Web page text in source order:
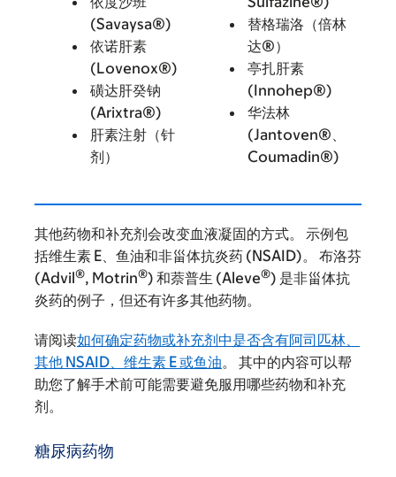
(Savaysa®)
依诺肝素
(Lovenox®)
磺达肝癸钠
(Arixtra®)
肝素注射（针
剂）
替格瑞洛（倍林
达®）
亭扎肝素
(Innohep®)
华法林
(Jantoven®、
Coumadin®)
其他药物和补充剂会改变血液凝固的方式。 示例包
括维生素 E、鱼油和非甾体抗炎药 (NSAID)。 布洛芬
(Advil®, Motrin®) 和萘普生 (Aleve®) 是非甾体抗
炎药的例子，但还有许多其他药物。
请阅读如何确定药物或补充剂中是否含有阿司匹林、
其他 NSAID、维生素 E 或鱼油。 其中的内容可以帮
助您了解手术前可能需要避免服用哪些药物和补充
剂。
糖尿病药物